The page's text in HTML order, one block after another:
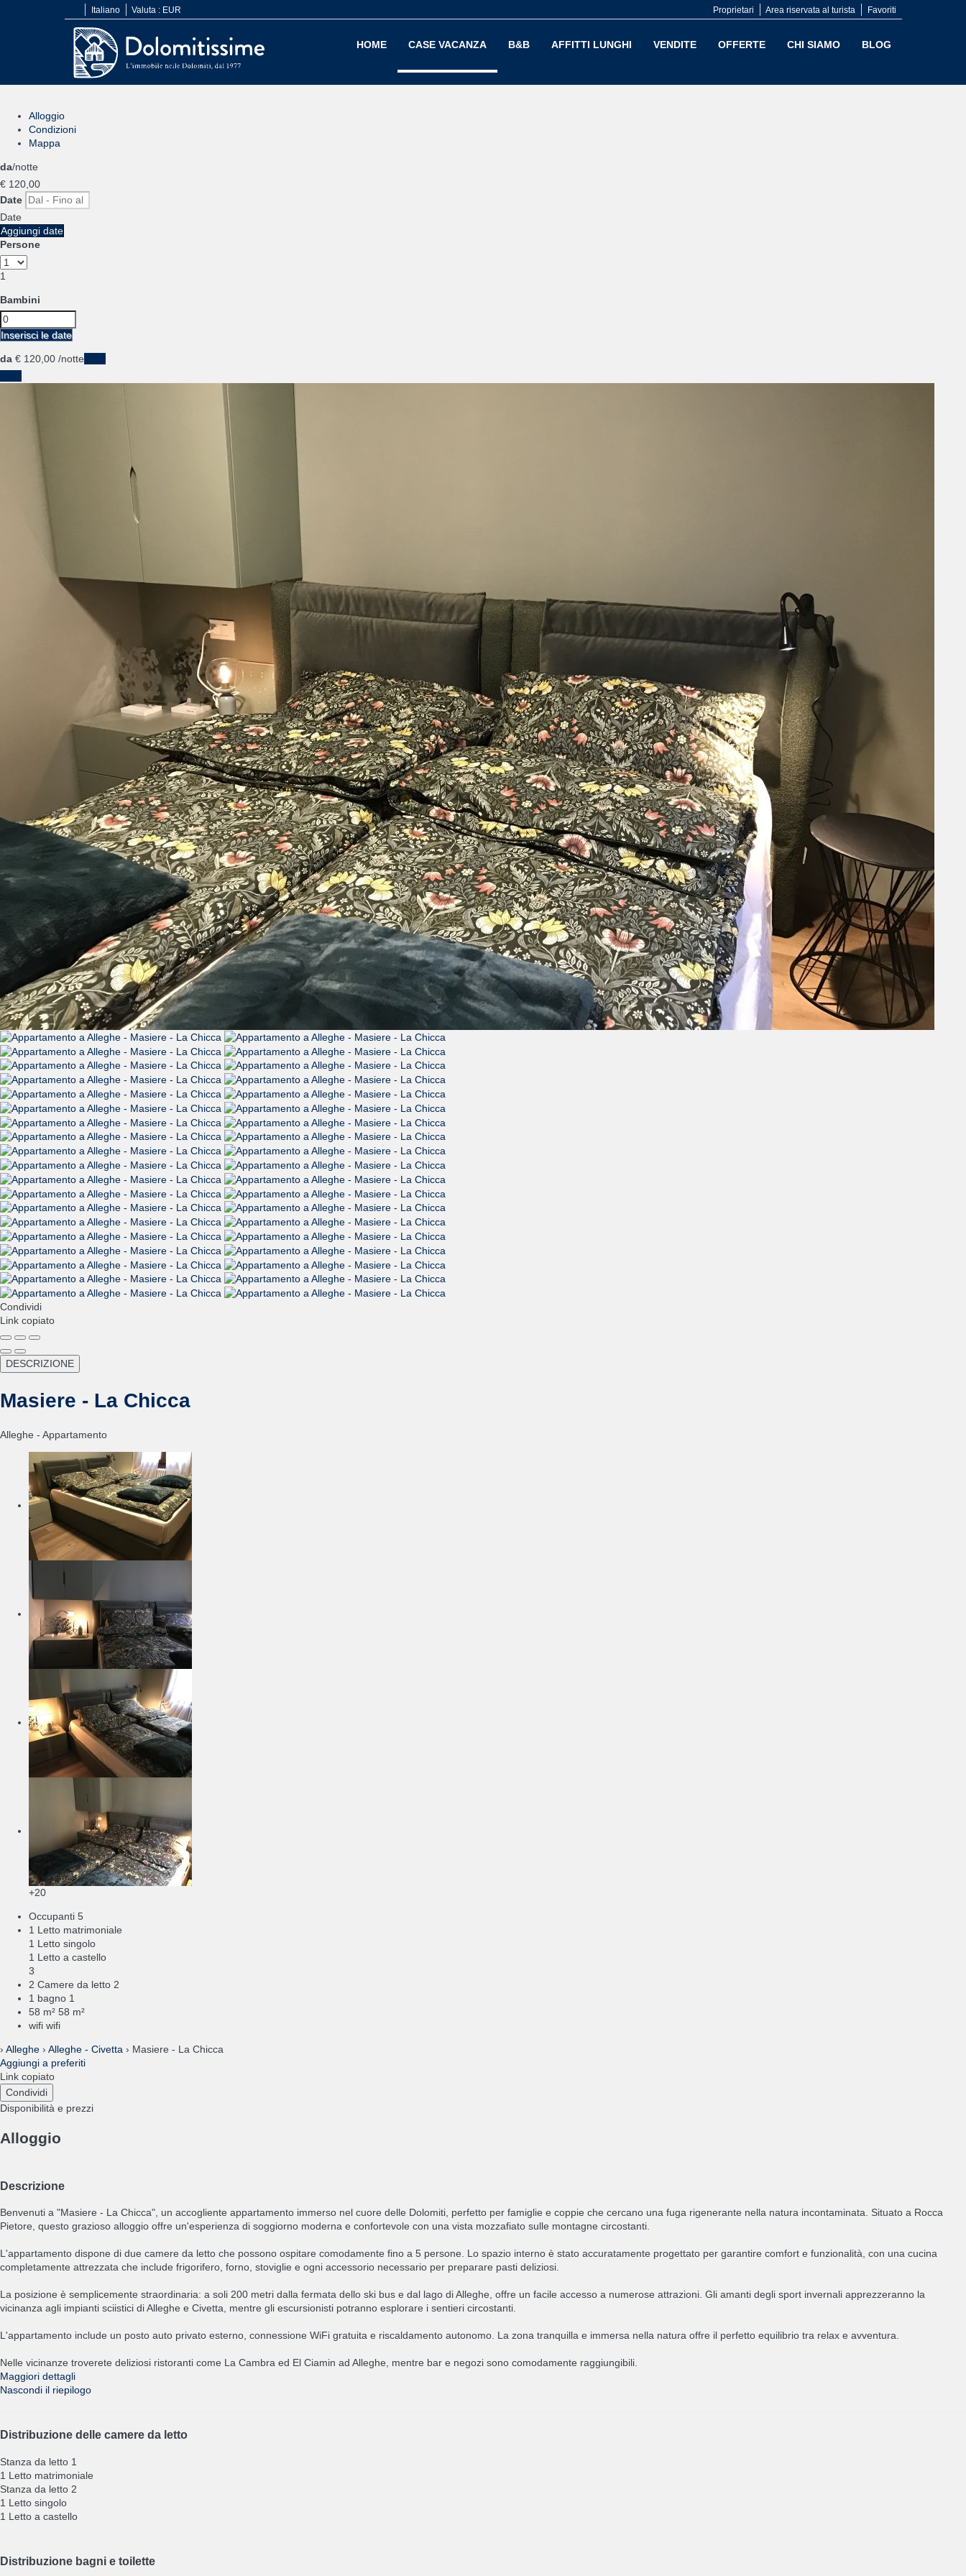
Italiano Valuta : EUR Favoriti
Area riservata al turista
Proprietari
HOME CASE VACANZA B&B AFFITTI LUNGHI VENDITE OFFERTE CHI SIAMO BLOG
Alloggio
Condizioni
Mappa
da/notte
€ 120, 00
Date
Date
Aggiungi date
Persone
1
Bambini
Inserisci le date
da € 120, 00 /notte
Condividi
Link copiato
DESCRIZIONE
Masiere - La Chicca
Alleghe - Appartamento
+20
Occupanti 5
1 Letto matrimoniale
1 Letto singolo
1 Letto a castello
3
2 Camere da letto 2
1 bagno 1
58 m² 58 m²
wifi wifi
› Alleghe › Alleghe - Civetta › Masiere - La Chicca
Aggiungi a preferiti
Link copiato
Condividi
Disponibilità e prezzi
Alloggio
Descrizione
Benvenuti a "Masiere - La Chicca", un accogliente appartamento immerso nel cuore delle Dolomiti, perfetto per famiglie e coppie che cercano una fuga rigenerante nella natura incontaminata. Situato a Rocca
Pietore, questo grazioso alloggio offre un'esperienza di soggiorno moderna e confortevole con una vista mozzafiato sulle montagne circostanti.
L'appartamento dispone di due camere da letto che possono ospitare comodamente fino a 5 persone. Lo spazio interno è stato accuratamente progettato per garantire comfort e funzionalità, con una cucina
completamente attrezzata che include frigorifero, forno, stoviglie e ogni accessorio necessario per preparare pasti deliziosi.
La posizione è semplicemente straordinaria: a soli 200 metri dalla fermata dello ski bus e dal lago di Alleghe, offre un facile accesso a numerose attrazioni. Gli amanti degli sport invernali apprezzeranno la
vicinanza agli impianti sciistici di Alleghe e Civetta, mentre gli escursionisti potranno esplorare i sentieri circostanti.
L'appartamento include un posto auto privato esterno, connessione WiFi gratuita e riscaldamento autonomo. La zona tranquilla e immersa nella natura offre il perfetto equilibrio tra relax e avventura.
Nelle vicinanze troverete deliziosi ristoranti come La Cambra ed El Ciamin ad Alleghe, mentre bar e negozi sono comodamente raggiungibili.
Maggiori dettagli
Nascondi il riepilogo
Distribuzione delle camere da letto
Stanza da letto 1
1 Letto matrimoniale
Stanza da letto 2
1 Letto singolo
1 Letto a castello
Distribuzione bagni e toilette